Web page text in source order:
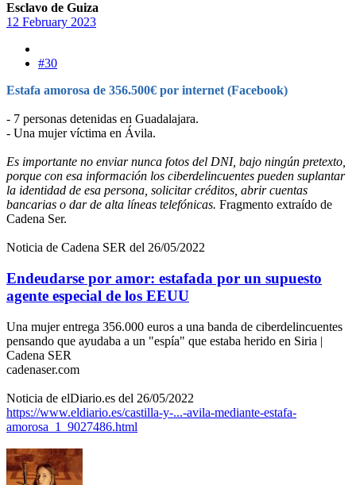
Esclavo de Guiza
12 February 2023
#30
Estafa amorosa de 356.500€ por internet (Facebook)
- 7 personas detenidas en Guadalajara.
- Una mujer víctima en Ávila.
Es importante no enviar nunca fotos del DNI, bajo ningún pretexto,
porque con esa información los ciberdelincuentes pueden suplantar
la identidad de esa persona, solicitar créditos, abrir cuentas
bancarias o dar de alta líneas telefónicas. Fragmento extraído de
Cadena Ser.
Noticia de Cadena SER del 26/05/2022
Endeudarse por amor: estafada por un supuesto
agente especial de los EEUU
Una mujer entrega 356.000 euros a una banda de ciberdelincuentes
pensando que ayudaba a un "espía" que estaba herido en Siria |
Cadena SER
cadenaser.com
Noticia de elDiario.es del 26/05/2022
https://www.eldiario.es/castilla-y-...-avila-mediante-estafa-
amorosa_1_9027486.html